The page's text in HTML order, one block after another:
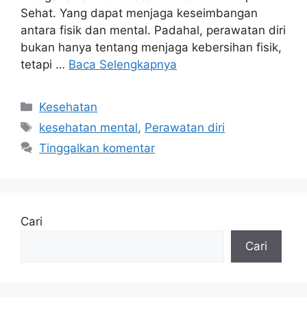
Sehat. Yang dapat menjaga keseimbangan
antara fisik dan mental. Padahal, perawatan diri
bukan hanya tentang menjaga kebersihan fisik,
tetapi … Baca Selengkapnya
Kategori
Kesehatan
Tag
kesehatan mental, Perawatan diri
Tinggalkan komentar
Cari
Cari